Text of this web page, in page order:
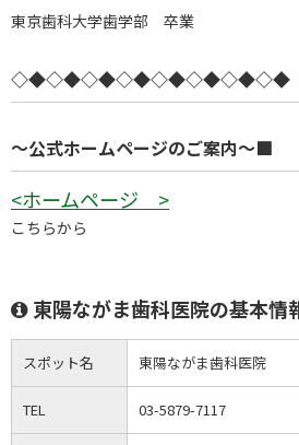
東京歯科大学歯学部 卒業
◇◆◇◆◇◆◇◆◇◆◇◆◇◆◇◆
～公式ホームページのご案内～■
<ホームページ >
こちらから
東陽ながま歯科医院の基本情
スポット名 東陽ながま歯科医院
TEL 03-5879-7117